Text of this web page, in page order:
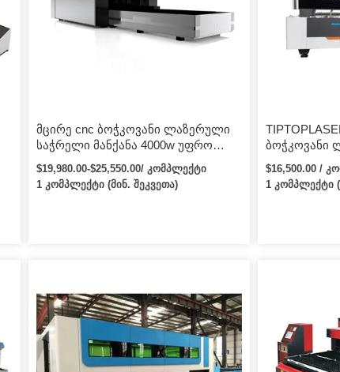
მცირე cnc ბოჭკოვანი ლაზერული
საჭრელი მანქანა 4000w უფრო
იაფი და ეფექტური ფასით
$19,980.00-$25,550.00/ კომპლექტი
1 კომპლექტი (მინ. შეკვეთა)
ბოჭკოვანი
მანქანა,
ვერცხლის
$16,500.00 /
1 კომპლექტი